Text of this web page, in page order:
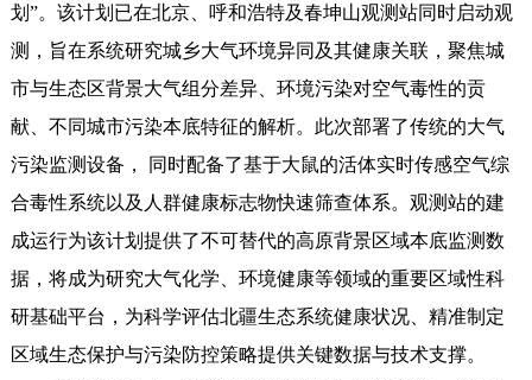
划”。该计划已在北京、呼和浩特及春坤山观测站同时启动观
测，旨在系统研究城乡大气环境异同及其健康关联，聚焦城
市与生态区背景大气组分差异、环境污染对空气毒性的贡
献、不同城市污染本底特征的解析。此次部署了传统的大气
污染监测设备， 同时配备了基于大鼠的活体实时传感空气综
合毒性系统以及人群健康标志物快速筛查体系。观测站的建
成运行为该计划提供了不可替代的高原背景区域本底监测数
据，将成为研究大气化学、环境健康等领域的重要区域性科
研基础平台，为科学评估北疆生态系统健康状况、精准制定
区域生态保护与污染防控策略提供关键数据与技术支撑。